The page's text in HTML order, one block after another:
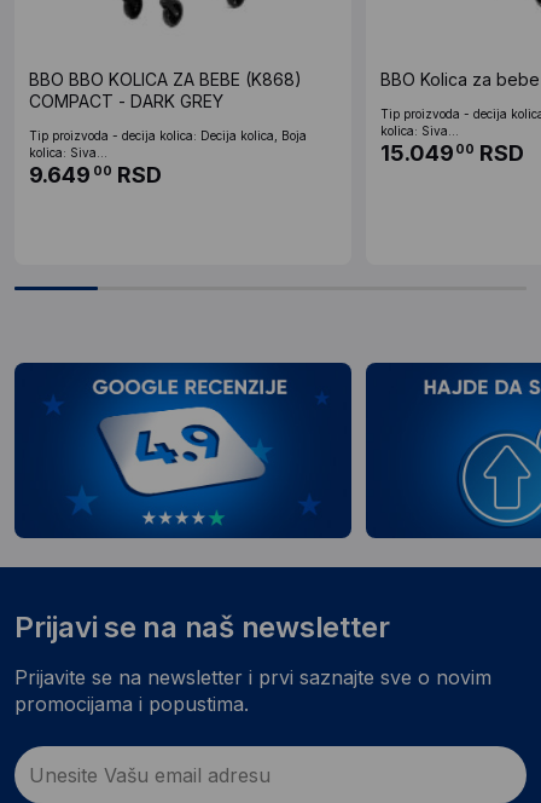
BBO BBO KOLICA ZA BEBE (K868)
COMPACT - DARK GREY
Tip proizvoda - decija kolica: Decija kolica, Boja
kolica: Siva...
9.649 00 RSD
BBO Kolica za
Tip proizvoda - decija
kolica: Siva...
15.049 00 RSD
Prijavi se na naš newsletter
Prijavite se na newsletter i prvi saznajte sve o novim
promocijama i popustima.